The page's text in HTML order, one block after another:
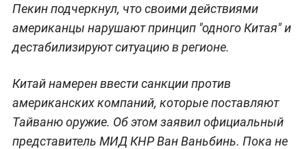
Пекин подчеркнул, что своими действиями
американцы нарушают принцип "одного Китая" и
дестабилизируют ситуацию в регионе.
Китай намерен ввести санкции против
американских компаний, которые поставляют
Тайваню оружие. Об этом заявил официальный
представитель МИД КНР Ван Ваньбинь. Пока не